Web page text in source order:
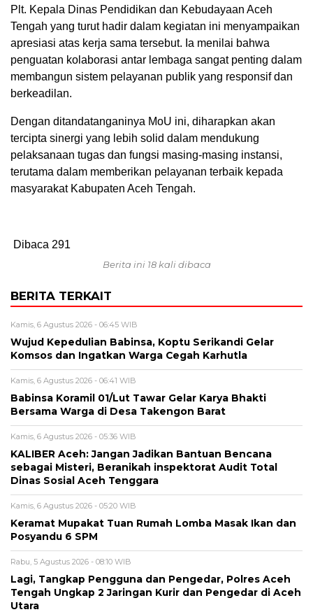
Plt. Kepala Dinas Pendidikan dan Kebudayaan Aceh
Tengah yang turut hadir dalam kegiatan ini menyampaikan
apresiasi atas kerja sama tersebut. Ia menilai bahwa
penguatan kolaborasi antar lembaga sangat penting dalam
membangun sistem pelayanan publik yang responsif dan
berkeadilan.
Dengan ditandatanganinya MoU ini, diharapkan akan
tercipta sinergi yang lebih solid dalam mendukung
pelaksanaan tugas dan fungsi masing-masing instansi,
terutama dalam memberikan pelayanan terbaik kepada
masyarakat Kabupaten Aceh Tengah.
Dibaca 291
Berita ini 18 kali dibaca
BERITA TERKAIT
Kamis, 6 Agustus 2026 - 06:45 WIB
‎Wujud Kepedulian Babinsa, Koptu Serikandi Gelar
Komsos dan Ingatkan Warga Cegah Karhutla ‎
Kamis, 6 Agustus 2026 - 06:41 WIB
‎Babinsa Koramil 01/Lut Tawar Gelar Karya Bhakti
Bersama Warga di Desa Takengon Barat
Kamis, 6 Agustus 2026 - 05:36 WIB
KALIBER Aceh: Jangan Jadikan Bantuan Bencana
sebagai Misteri, Beranikah inspektorat Audit Total
Dinas Sosial Aceh Tenggara
Kamis, 6 Agustus 2026 - 05:20 WIB
Keramat Mupakat Tuan Rumah Lomba Masak Ikan dan
Posyandu 6 SPM
Rabu, 5 Agustus 2026 - 08:10 WIB
Lagi, Tangkap Pengguna dan Pengedar, Polres Aceh
Tengah Ungkap 2 Jaringan Kurir dan Pengedar di Aceh
Utara